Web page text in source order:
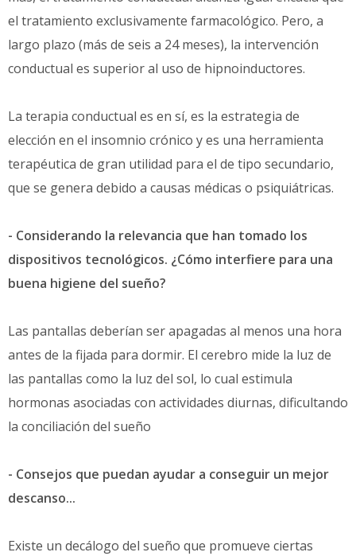
el tratamiento exclusivamente farmacológico. Pero, a
largo plazo (más de seis a 24 meses), la intervención
conductual es superior al uso de hipnoinductores.
La terapia conductual es en sí, es la estrategia de
elección en el insomnio crónico y es una herramienta
terapéutica de gran utilidad para el de tipo secundario,
que se genera debido a causas médicas o psiquiátricas.
- Considerando la relevancia que han tomado los
dispositivos tecnológicos. ¿Cómo interfiere para una
buena higiene del sueño?
Las pantallas deberían ser apagadas al menos una hora
antes de la fijada para dormir. El cerebro mide la luz de
las pantallas como la luz del sol, lo cual estimula
hormonas asociadas con actividades diurnas, dificultando
la conciliación del sueño
- Consejos que puedan ayudar a conseguir un mejor
descanso...
Existe un decálogo del sueño que promueve ciertas